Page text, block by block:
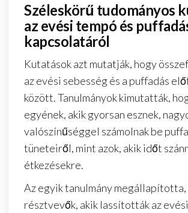
Széleskörű tudományos
az evési tempó és
kapcsolatáról
Kutatások azt mutatják, hogy
az evési sebesség és a puffadás
között. Tanulmányok kimutatták,
egyének, akik gyorsan esznek,
valószínűséggel számolnak be
tüneteiről, mint azok, akik időt
étkezésekre.
Az egyik tanulmány megállapította,
résztvevők, akik lassították az evési